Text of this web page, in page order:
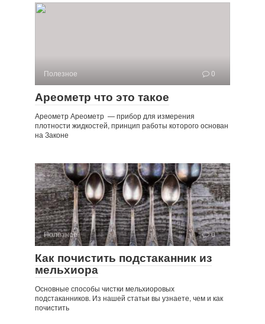
Полезное 0
Ареометр что это такое
Ареометр Ареометр — прибор для измерения
плотности жидкостей, принцип работы которого основан
на Законе
Полезное 0
Как почистить подстаканник из
мельхиора
Основные способы чистки мельхиоровых
подстаканников. Из нашей статьи вы узнаете, чем и как
почистить